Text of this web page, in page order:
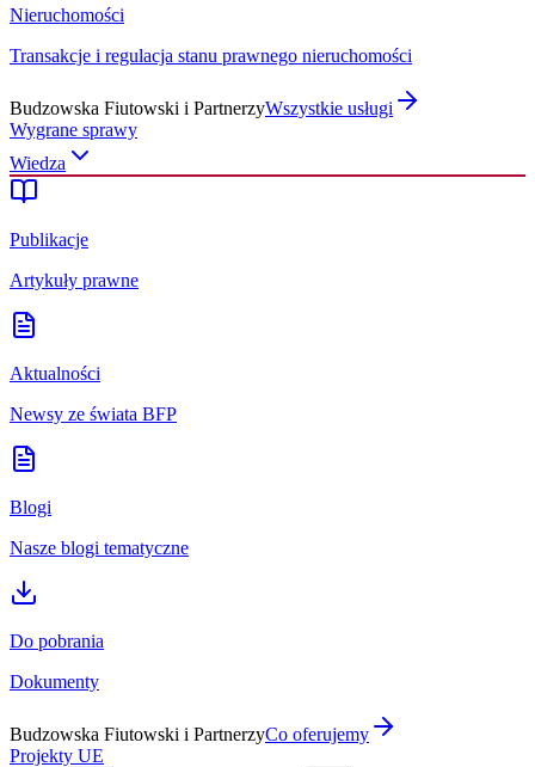
Nieruchomości
Transakcje i regulacja stanu prawnego nieruchomości
Budzowska Fiutowski i PartnerzyWszystkie usługi
Wygrane sprawy
Wiedza
Publikacje
Artykuły prawne
Aktualności
Newsy ze świata BFP
Blogi
Nasze blogi tematyczne
Do pobrania
Dokumenty
Budzowska Fiutowski i PartnerzyCo oferujemy
Projekty UE